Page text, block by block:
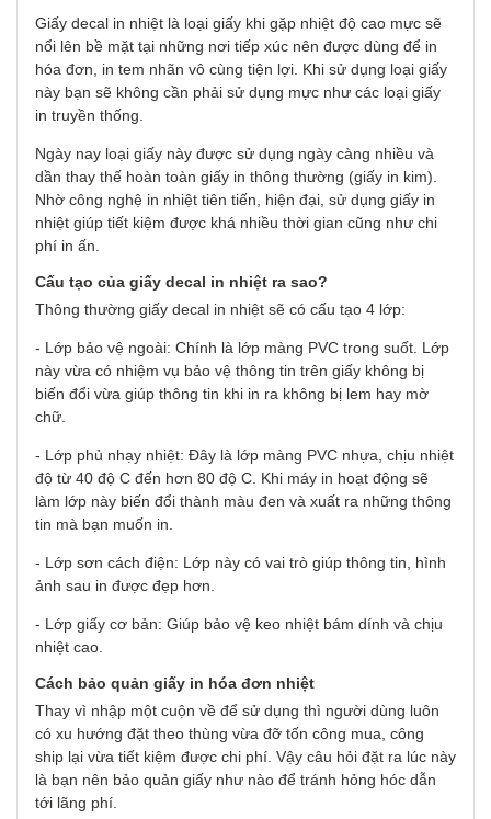
Giấy decal in nhiệt là loại giấy khi gặp nhiệt độ cao mực sẽ
nổi lên bề mặt tại những nơi tiếp xúc nên được dùng để in
hóa đơn, in tem nhãn vô cùng tiện lợi. Khi sử dụng loại giấy
này bạn sẽ không cần phải sử dụng mực như các loại giấy
in truyền thống.
Ngày nay loại giấy này được sử dụng ngày càng nhiều và
dần thay thế hoàn toàn giấy in thông thường (giấy in kim).
Nhờ công nghệ in nhiệt tiên tiến, hiện đại, sử dụng giấy in
nhiệt giúp tiết kiệm được khá nhiều thời gian cũng như chi
phí in ấn.
Cấu tạo của giấy decal in nhiệt ra sao?
Thông thường giấy decal in nhiệt sẽ có cấu tạo 4 lớp:
- Lớp bảo vệ ngoài: Chính là lớp màng PVC trong suốt. Lớp
này vừa có nhiệm vụ bảo vệ thông tin trên giấy không bị
biến đổi vừa giúp thông tin khi in ra không bị lem hay mờ
chữ.
- Lớp phủ nhạy nhiệt: Đây là lớp màng PVC nhựa, chịu nhiệt
độ từ 40 độ C đến hơn 80 độ C. Khi máy in hoạt động sẽ
làm lớp này biến đổi thành màu đen và xuất ra những thông
tin mà bạn muốn in.
- Lớp sơn cách điện: Lớp này có vai trò giúp thông tin, hình
ảnh sau in được đẹp hơn.
- Lớp giấy cơ bản: Giúp bảo vệ keo nhiệt bám dính và chịu
nhiệt cao.
Cách bảo quản giấy in hóa đơn nhiệt
Thay vì nhập một cuộn về để sử dụng thì người dùng luôn
có xu hướng đặt theo thùng vừa đỡ tốn công mua, công
ship lại vừa tiết kiệm được chi phí. Vậy câu hỏi đặt ra lúc này
là bạn nên bảo quản giấy như nào để tránh hỏng hóc dẫn
tới lãng phí.